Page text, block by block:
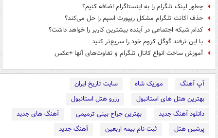
چطور لینک تلگرام را به‌ اینستاگرام اضافه کنیم؟
حذف اکانت تلگرام مشکل ریپورت اسپم را حل می‌کند؟
کدام شبکه اجتماعی در آینده بیشترین کاربر را خواهد داشت؟
با این ترفند گوگل کروم خود را سریع‌‌تر کنید
آموزش ساخت انواع کانال تلگرام و تفاوت‌های آنها +عکس
آپ آهنگ موزیک شاه
سایت تاریخ ایران
بهترین هتل های استانبول
رزرو هتل استانبول
دانلود آهنگ جدید
بهترین جراح بینی ترمیمی
آهنگ های جدید
پرشین هتل
ثبت نام بیمه اربعین
آهنگ جدید